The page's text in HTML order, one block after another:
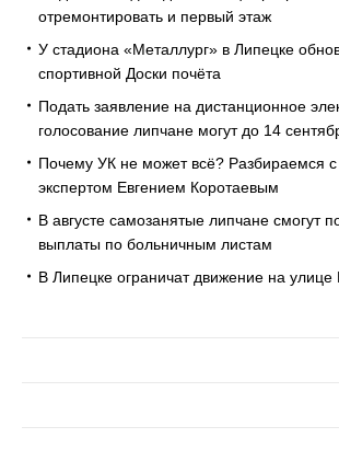
отремонтировать и первый этаж
У стадиона «Металлург» в Липецке
спортивной Доски почёта
Подать заявление на дистанционное
голосование липчане могут до 14
Почему УК не может всё? Разбираемся
экспертом Евгением Коротаевым
В августе самозанятые липчане смогут
выплаты по больничным листам
В Липецке ограничат движение на улице